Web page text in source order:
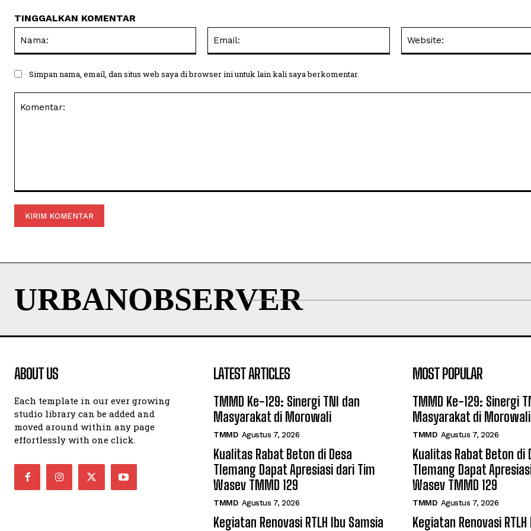
TINGGALKAN KOMENTAR
Simpan nama, email, dan situs web saya di browser ini untuk lain kali saya berkomentar.
URBANOBSERVER
ABOUT US
Each template in our ever growing
studio library can be added and
moved around within any page
effortlessly with one click.
LATEST ARTICLES
TMMD Ke-129: Sinergi TNI dan
Masyarakat di Morowali
TMMD Agustus 7, 2026
Kualitas Rabat Beton di Desa
Tlemang Dapat Apresiasi dari Tim
Wasev TMMD 129
TMMD Agustus 7, 2026
Kegiatan Renovasi RTLH Ibu Samsia
MOST POPULAR
TMMD Ke-129: Sinergi
Masyarakat di Morowali
TMMD Agustus 7, 2026
Kualitas Rabat Beton di
Tlemang Dapat
Wasev TMMD 129
TMMD Agustus 7, 2026
Kegiatan Renovasi